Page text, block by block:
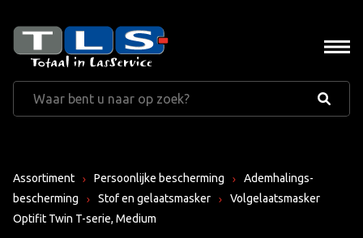
Assortiment Persoonlijke bescherming
Ademhalings-
bescherming
Stof en gelaatsmasker
Volgelaatsmasker
Optifit Twin T-serie, Medium